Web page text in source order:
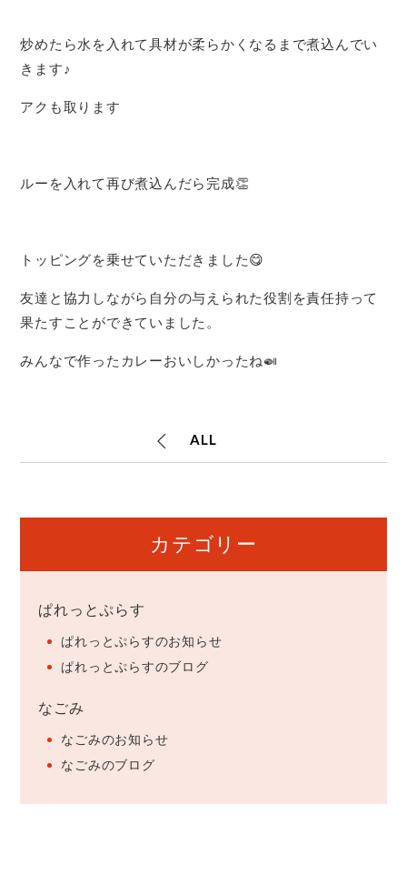
炒めたら水を入れて具材が柔らかくなるまで煮込んでい
きます♪
アクも取ります
ルーを入れて再び煮込んだら完成👏
トッピングを乗せていただきました😋
友達と協力しながら自分の与えられた役割を責任持って
果たすことができていました。
みんなで作ったカレーおいしかったね🍛
ALL
カテゴリー
ぱれっとぷらす
ぱれっとぷらすのお知らせ
ぱれっとぷらすのブログ
なごみ
なごみのお知らせ
なごみのブログ